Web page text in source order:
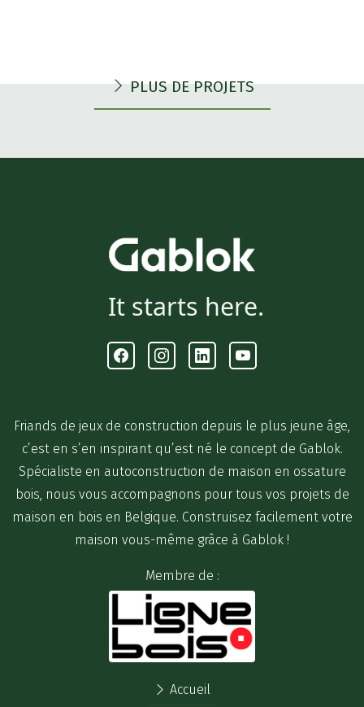
PLUS DE PROJETS
It starts here.
FacebookInstagramLinkedinYoutube
Friands de jeux de construction depuis le plus jeune âge,
c’est en s’en inspirant qu’est né le concept de Gablok.
Spécialiste en autoconstruction de maison en ossature
bois, nous vous accompagnons pour tous vos projets de
maison en bois en Belgique. Construisez facilement votre
maison vous-même grâce à Gablok !
Membre de :
Accueil